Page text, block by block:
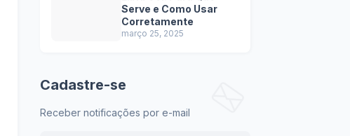
Serve e Como Usar
Corretamente
março 25, 2025
Cadastre-se
Receber notificações por e-mail